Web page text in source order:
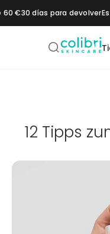
Saltar al contenido
60 €30 días para devolver
12 Tipps